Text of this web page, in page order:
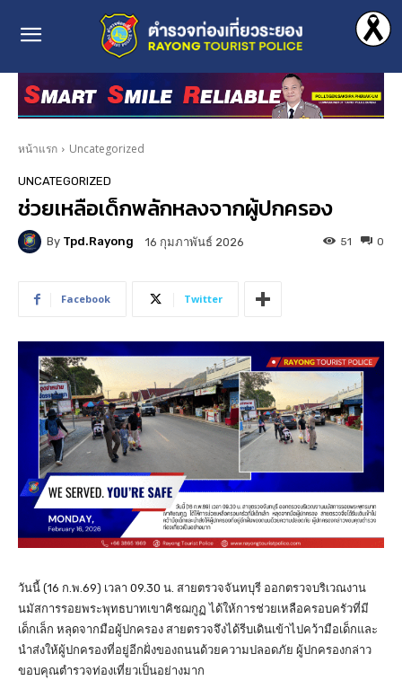
หน้าแรก Uncategorized
UNCATEGORIZED
ช่วยเหลือเด็กพลักหลงจากผู้ปกครอง
By Tpd.rayong 16 กุมภาพันธ์ 2026 0
51
Facebook Twitter
วันนี้ (16 ก.พ.69) เวลา 09.30 น. สายตรวจจันทบุรี ออกตรวจบริเวณงาน
นมัสการรอยพระพุทธบาทเขาคิชฌกูฏ ได้ให้การช่วยเหลือครอบครัวที่มี
เด็กเล็ก หลุดจากมือผู้ปกครอง สายตรวจจึงได้รีบเดินเข้าไปคว้ามือเด็กและ
นำส่งให้ผู้ปกครองที่อยู่อีกฝั่งของถนนด้วยความปลอดภัย ผู้ปกครองกล่าว
ขอบคุณตำรวจท่องเที่ยวเป็นอย่างมาก